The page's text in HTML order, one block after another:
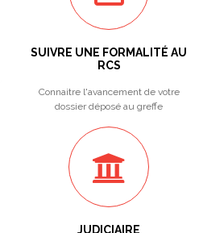
SUIVRE UNE FORMALITÉ AU
RCS
Connaitre l'avancement de votre
dossier déposé au greffe
JUDICIAIRE